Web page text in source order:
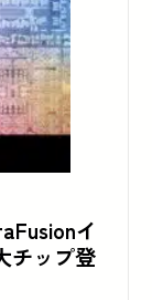
イ
チップ登